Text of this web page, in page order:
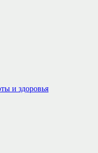
и здоровья